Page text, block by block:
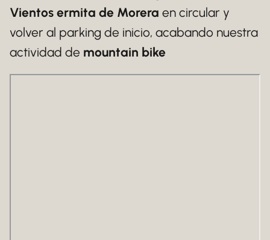
Vientos ermita de Morera en circular y
volver al parking de inicio, acabando nuestra
actividad de mountain bike